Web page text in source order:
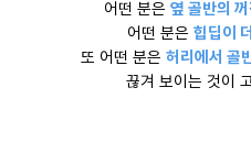
어떤 분은옆 골반의
어떤 분은힙딥이
또 어떤 분은허리에서 골
끊겨 보이는 것이